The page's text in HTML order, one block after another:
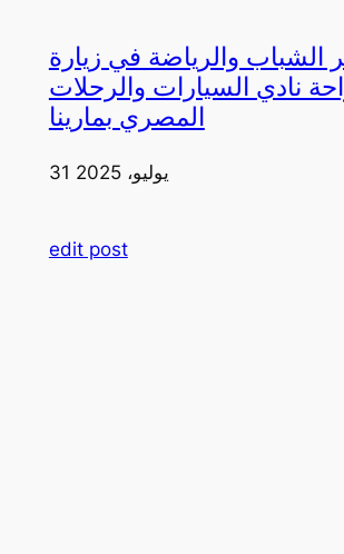
الشباب والرياضة في زيارة
نادي السيارات والرحلات
المصري بمارينا
31 يوليو، 2025
edit post